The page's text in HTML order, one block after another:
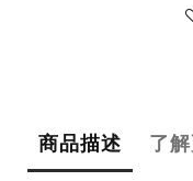
商品描述 了